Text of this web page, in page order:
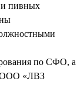
и пивных
по СФО, а
ООО «ЛВЗ